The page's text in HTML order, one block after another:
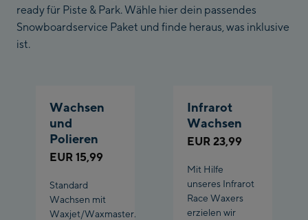
ready für Piste & Park. Wähle hier dein passendes
Snowboardservice Paket und finde heraus, was inklusive
ist.
Wachsen
und
Polieren
EUR 15,99
Standard
Wachsen mit
Waxjet/Waxmaster.
Infrarot
Wachsen
EUR 23,99
Mit Hilfe
unseres Infrarot
Race Waxers
erzielen wir